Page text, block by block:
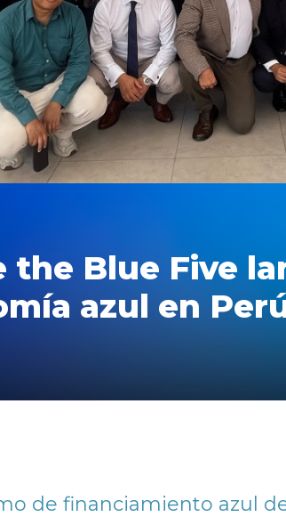
the Blue Five
azul en
de financiamiento azul